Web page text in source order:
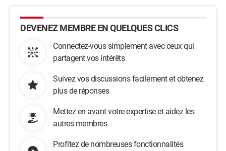
DEVENEZ MEMBRE EN QUELQUES CLICS
Connectez-vous simplement avec ceux qui
partagent vos intérêts
Suivez vos discussions facilement et obtenez
plus de réponses
Mettez en avant votre expertise et aidez les
autres membres
Profitez de nombreuses fonctionnalités